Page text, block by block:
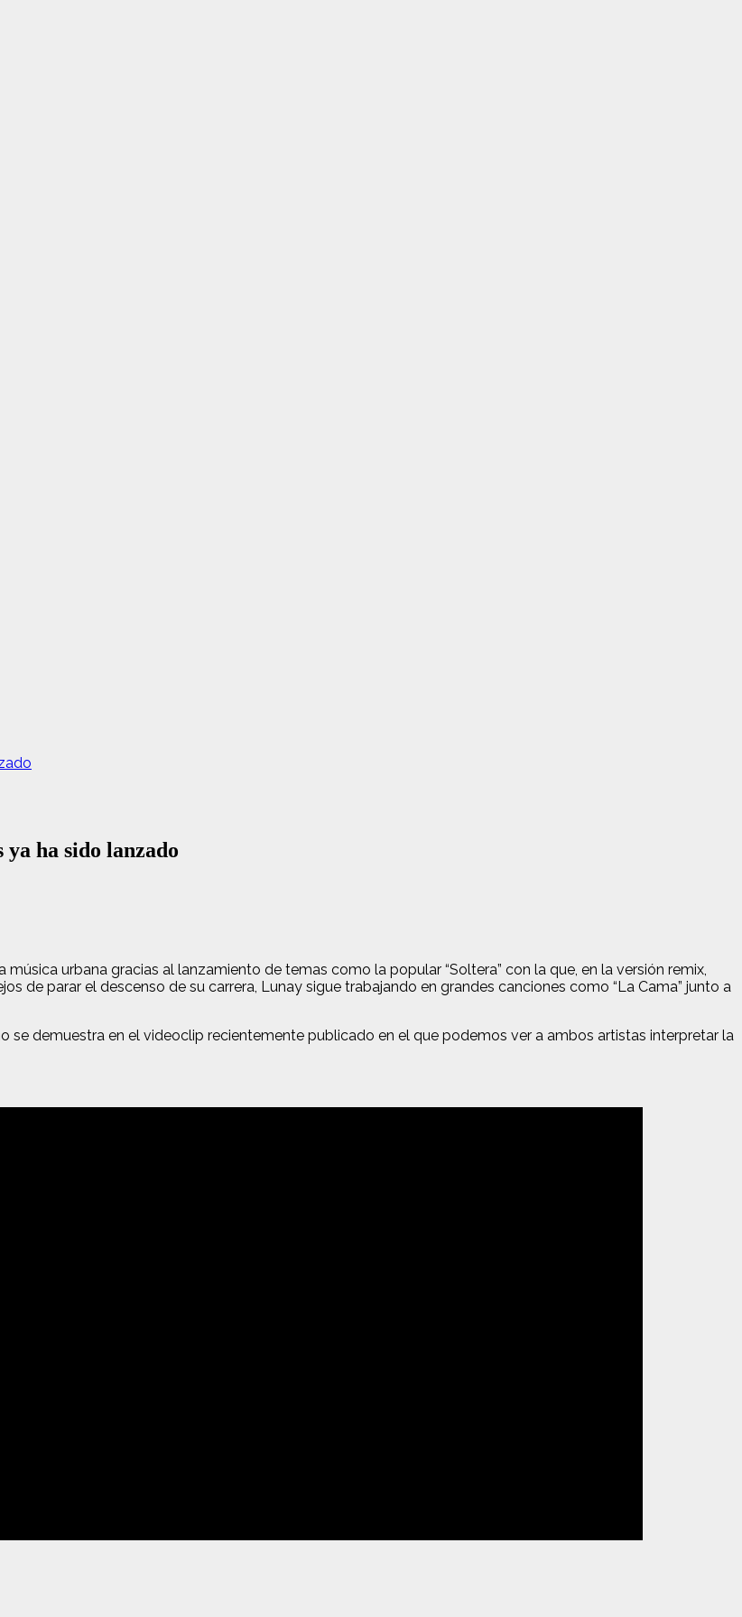
ha sido lanzado
urbana gracias al lanzamiento de temas como la popular “Soltera” con la que, en la versión remix,
de parar el descenso de su carrera, Lunay sigue trabajando en grandes canciones como “La Cama” junto a
se demuestra en el videoclip recientemente publicado en el que podemos ver a ambos artistas interpretar la